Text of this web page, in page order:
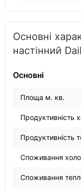
Основні
настінний
Основні
Площа м. кв.
Продуктивність
Продуктивність
Споживання
Споживання